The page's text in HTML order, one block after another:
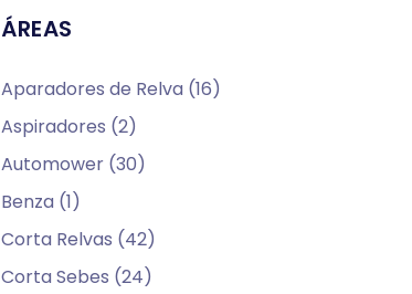
ÁREAS
Aparadores de Relva (16)
Aspiradores (2)
Automower (30)
Benza (1)
Corta Relvas (42)
Corta Sebes (24)